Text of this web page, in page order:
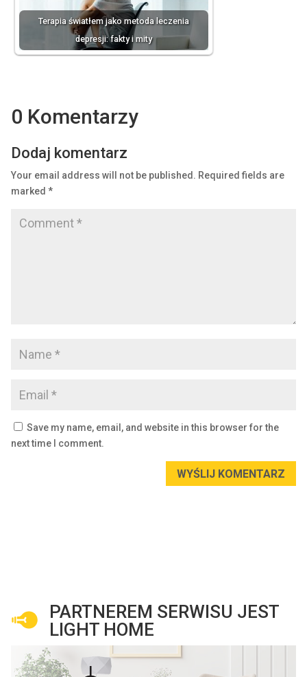
Terapia światłem jako metoda leczenia
depresji: fakty i mity
0 Komentarzy
Dodaj komentarz
Your email address will not be published. Required fields are
marked *
Save my name, email, and website in this browser for the
next time I comment.
WYŚLIJ KOMENTARZ
PARTNEREM SERWISU JEST
LIGHT HOME